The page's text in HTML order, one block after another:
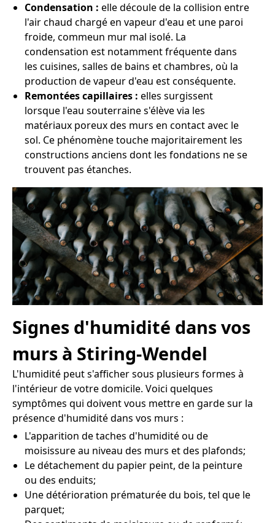
Condensation : elle découle de la collision entre
l'air chaud chargé en vapeur d'eau et une paroi
froide, commeun mur mal isolé. La
condensation est notamment fréquente dans
les cuisines, salles de bains et chambres, où la
production de vapeur d'eau est conséquente.
Remontées capillaires : elles surgissent
lorsque l'eau souterraine s'élève via les
matériaux poreux des murs en contact avec le
sol. Ce phénomène touche majoritairement les
constructions anciens dont les fondations ne se
trouvent pas étanches.
Signes d'humidité dans vos
murs à Stiring-Wendel
L'humidité peut s'afficher sous plusieurs formes à
l'intérieur de votre domicile. Voici quelques
symptômes qui doivent vous mettre en garde sur la
présence d'humidité dans vos murs :
L'apparition de taches d'humidité ou de
moisissure au niveau des murs et des plafonds;
Le détachement du papier peint, de la peinture
ou des enduits;
Une détérioration prématurée du bois, tel que le
parquet;